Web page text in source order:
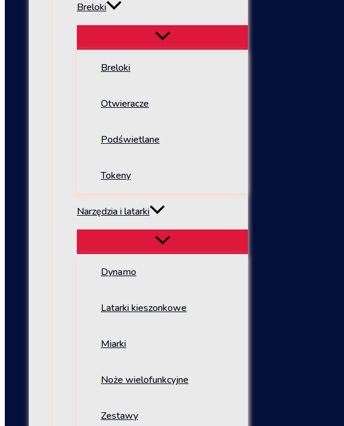
Breloki
Breloki
Otwieracze
Podświetlane
Tokeny
Narzędzia i latarki
Dynamo
Latarki kieszonkowe
Miarki
Noże wielofunkcyjne
Zestawy